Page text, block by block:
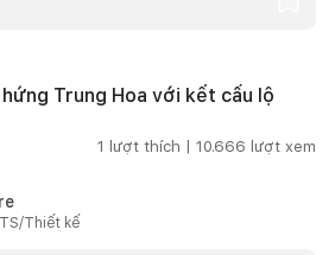
Trung Hoa với kết cấu lộ
1 lượt thích | 10.666 lượt xem
Thiết kế